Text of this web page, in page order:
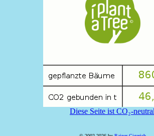
Diese Seite ist CO₂-neutral